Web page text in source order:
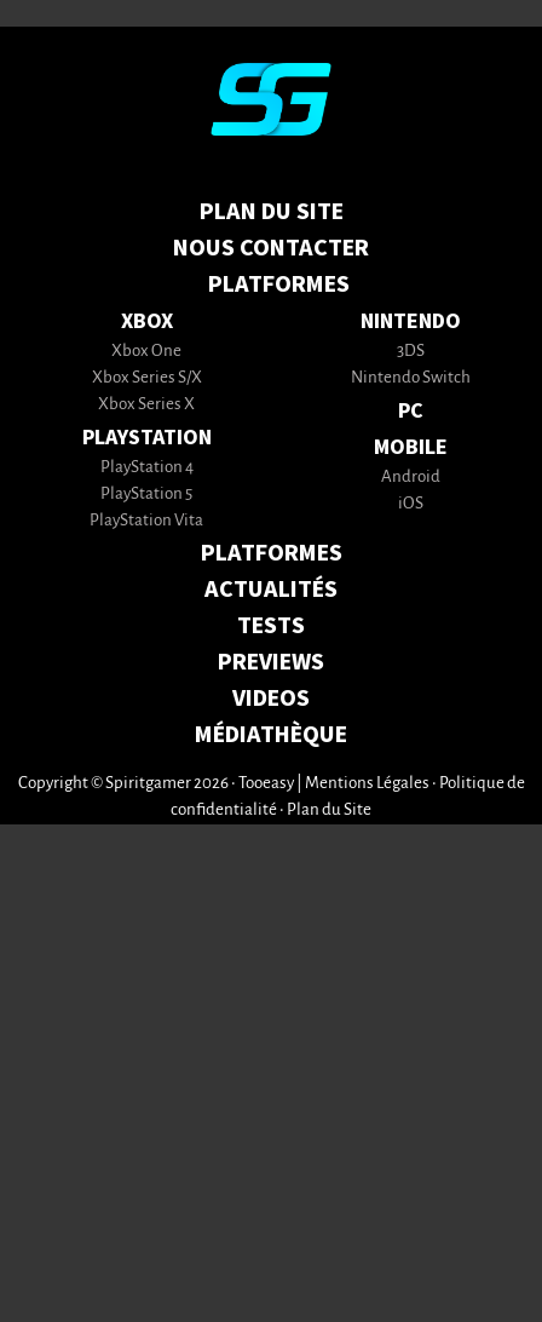
PLAN DU SITE
NOUS CONTACTER
PLATFORMES
XBOX
Xbox One
Xbox Series S/X
Xbox Series X
PLAYSTATION
PlayStation 4
PlayStation 5
PlayStation Vita
NINTENDO
3DS
Nintendo Switch
PC
MOBILE
Android
iOS
PLATFORMES
ACTUALITÉS
TESTS
PREVIEWS
VIDEOS
MÉDIATHÈQUE
Copyright © Spiritgamer 2026 • Tooeasy Mentions Légales • Politique de
confidentialité • Plan du Site